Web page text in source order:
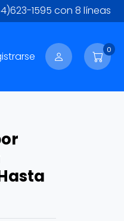
1595 con 8 líneas
0